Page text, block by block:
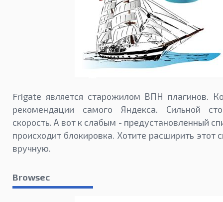
Frigate является старожилом ВПН плагинов.
рекомендации самого Яндекса. Сильной
скорость. А вот к слабым - предустановленный
происходит блокировка. Хотите расширить этот
вручную.
Browsec